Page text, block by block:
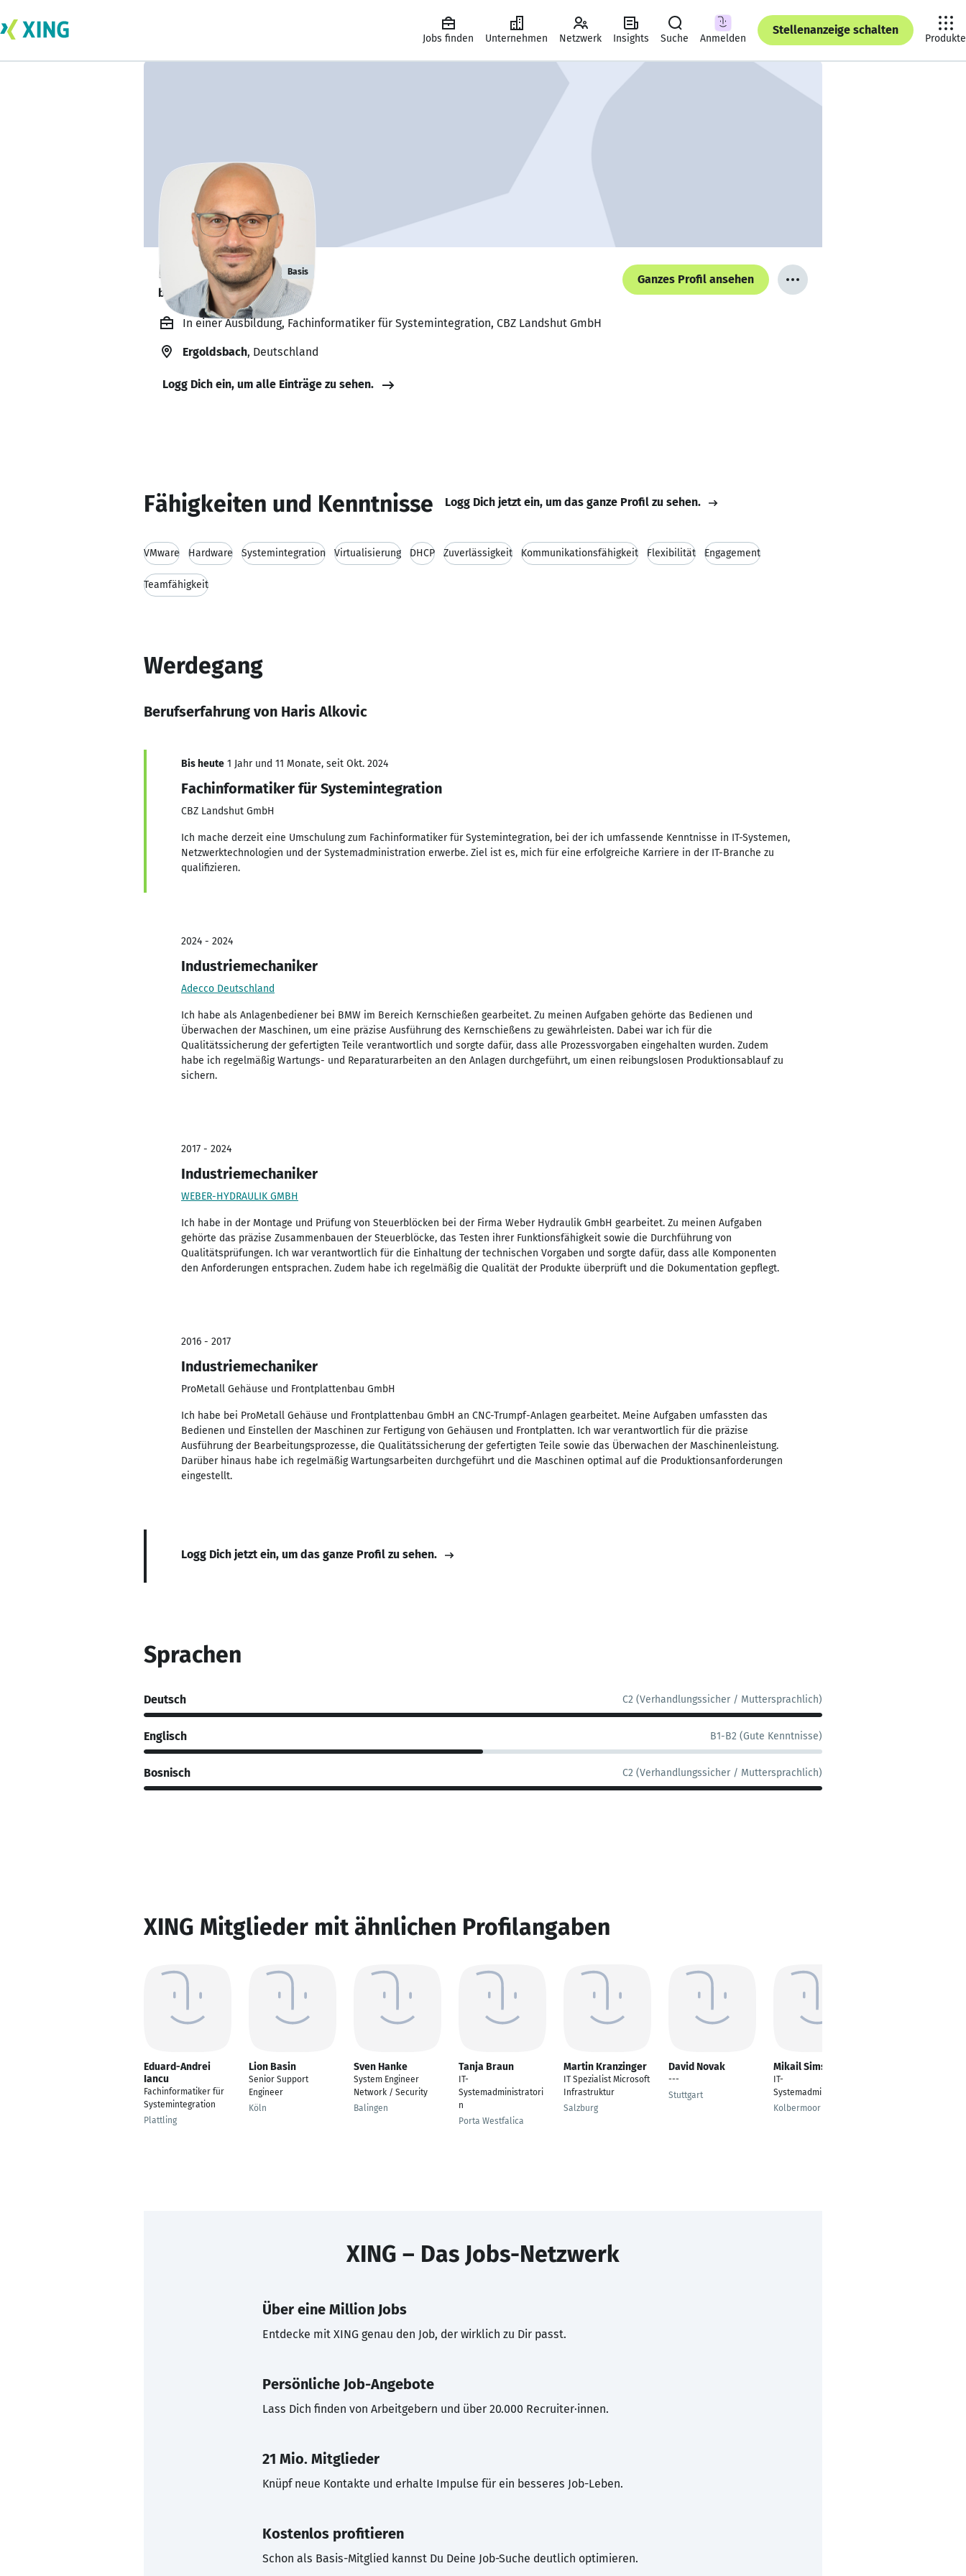
Jobs finden Unternehmen Netzwerk Insights Suche Anmelden
Stellenanzeige schalten
Produkte
Haris Alkovic Basis
bildet sich zurzeit weiter. 🎓
Ganzes Profil ansehen
In einer Ausbildung, Fachinformatiker für Systemintegration, CBZ Landshut GmbH
Ergoldsbach, Deutschland
Logg Dich ein, um alle Einträge zu sehen.
Fähigkeiten und Kenntnisse Logg Dich jetzt ein, um das ganze Profil zu sehen.
VMware Hardware Systemintegration Virtualisierung DHCP Zuverlässigkeit Kommunikationsfähigkeit Flexibilität Engagement
Teamfähigkeit
Werdegang
Berufserfahrung von Haris Alkovic
Bis heute 1 Jahr und 11 Monate, seit Okt. 2024
Fachinformatiker für Systemintegration
CBZ Landshut GmbH
Ich mache derzeit eine Umschulung zum Fachinformatiker für Systemintegration, bei der ich umfassende Kenntnisse in IT-Systemen,
Netzwerktechnologien und der Systemadministration erwerbe. Ziel ist es, mich für eine erfolgreiche Karriere in der IT-Branche zu
qualifizieren.
2024 - 2024
Industriemechaniker
Adecco Deutschland
Ich habe als Anlagenbediener bei BMW im Bereich Kernschießen gearbeitet. Zu meinen Aufgaben gehörte das Bedienen und
Überwachen der Maschinen, um eine präzise Ausführung des Kernschießens zu gewährleisten. Dabei war ich für die
Qualitätssicherung der gefertigten Teile verantwortlich und sorgte dafür, dass alle Prozessvorgaben eingehalten wurden. Zudem
habe ich regelmäßig Wartungs- und Reparaturarbeiten an den Anlagen durchgeführt, um einen reibungslosen Produktionsablauf zu
sichern.
2017 - 2024
Industriemechaniker
WEBER-HYDRAULIK GMBH
Ich habe in der Montage und Prüfung von Steuerblöcken bei der Firma Weber Hydraulik GmbH gearbeitet. Zu meinen Aufgaben
gehörte das präzise Zusammenbauen der Steuerblöcke, das Testen ihrer Funktionsfähigkeit sowie die Durchführung von
Qualitätsprüfungen. Ich war verantwortlich für die Einhaltung der technischen Vorgaben und sorgte dafür, dass alle Komponenten
den Anforderungen entsprachen. Zudem habe ich regelmäßig die Qualität der Produkte überprüft und die Dokumentation gepflegt.
2016 - 2017
Industriemechaniker
ProMetall Gehäuse und Frontplattenbau GmbH
Ich habe bei ProMetall Gehäuse und Frontplattenbau GmbH an CNC-Trumpf-Anlagen gearbeitet. Meine Aufgaben umfassten das
Bedienen und Einstellen der Maschinen zur Fertigung von Gehäusen und Frontplatten. Ich war verantwortlich für die präzise
Ausführung der Bearbeitungsprozesse, die Qualitätssicherung der gefertigten Teile sowie das Überwachen der Maschinenleistung.
Darüber hinaus habe ich regelmäßig Wartungsarbeiten durchgeführt und die Maschinen optimal auf die Produktionsanforderungen
eingestellt.
Logg Dich jetzt ein, um das ganze Profil zu sehen.
Sprachen
Deutsch C2 (Verhandlungssicher / Muttersprachlich)
Englisch B1-B2 (Gute Kenntnisse)
Bosnisch C2 (Verhandlungssicher / Muttersprachlich)
XING Mitglieder mit ähnlichen Profilangaben
Eduard-Andrei
Iancu
Fachinformatiker für
Systemintegration
Plattling
Lion Basin
Senior Support
Engineer
Köln
Sven Hanke
System Engineer
Network / Security
Balingen
Tanja Braun
IT-
Systemadministratori
n
Porta Westfalica
Martin Kranzinger
IT Spezialist Microsoft
Infrastruktur
Salzburg
David Novak
---
Stuttgart
Mikail Simsek
IT-
Systemadministrator
Kolbermoor
XING – Das Jobs-Netzwerk
Über eine Million Jobs
Entdecke mit XING genau den Job, der wirklich zu Dir passt.
Persönliche Job-Angebote
Lass Dich finden von Arbeitgebern und über 20.000 Recruiter·innen.
21 Mio. Mitglieder
Knüpf neue Kontakte und erhalte Impulse für ein besseres Job-Leben.
Kostenlos profitieren
Schon als Basis-Mitglied kannst Du Deine Job-Suche deutlich optimieren.